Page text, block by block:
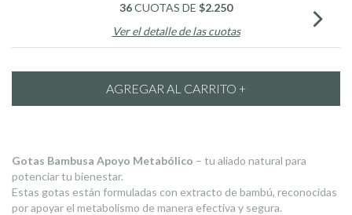
36CUOTAS DE $2.250
Ver el detalle de las cuotas
Gotas Bambusa Apoyo Metabólico – tu aliado natural para
potenciar tu bienestar.
Estas gotas están formuladas con extracto de bambú, reconocidas
por apoyar el metabolismo de manera efectiva y segura.